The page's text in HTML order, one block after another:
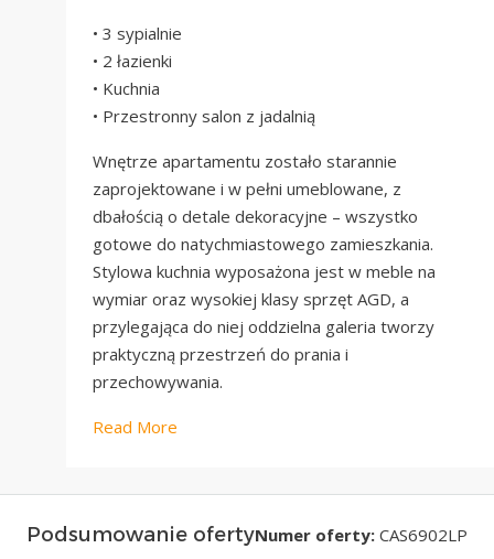
• 3 sypialnie
• 2 łazienki
• Kuchnia
• Przestronny salon z jadalnią
Wnętrze apartamentu zostało starannie
zaprojektowane i w pełni umeblowane, z
dbałością o detale dekoracyjne – wszystko
gotowe do natychmiastowego zamieszkania.
Stylowa kuchnia wyposażona jest w meble na
wymiar oraz wysokiej klasy sprzęt AGD, a
przylegająca do niej oddzielna galeria tworzy
praktyczną przestrzeń do prania i
przechowywania.
Read More
Podsumowanie ofertyNumer oferty: CAS6902LP